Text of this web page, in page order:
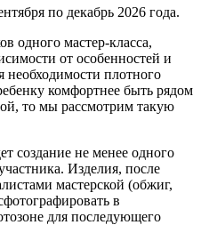
по декабрь 2026 года.
одного мастер-класса,
от особенностей и
необходимости плотного
комфортнее быть рядом
то мы рассмотрим такую
создание не менее одного
Изделия, после
мастерской (обжиг,
в
для последующего